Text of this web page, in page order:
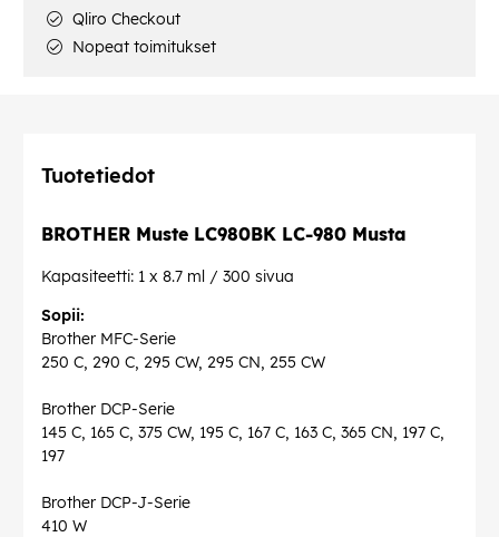
Qliro Checkout
Nopeat toimitukset
Tuotetiedot
BROTHER Muste LC980BK LC-980 Musta
Kapasiteetti: 1 x 8.7 ml / 300 sivua
Sopii:
Brother MFC-Serie
250 C, 290 C, 295 CW, 295 CN, 255 CW
Brother DCP-Serie
145 C, 165 C, 375 CW, 195 C, 167 C, 163 C, 365 CN, 197 C,
197
Brother DCP-J-Serie
410 W